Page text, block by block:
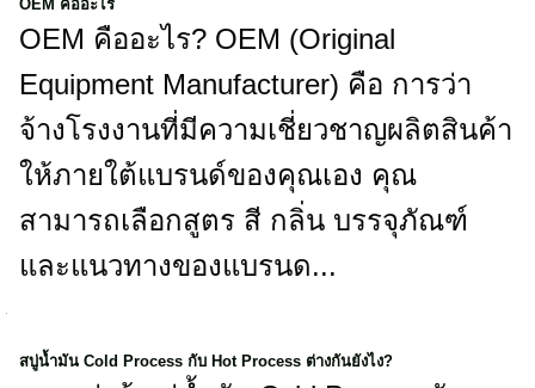
OEM คืออะไร
OEM คืออะไร? OEM (Original
Equipment Manufacturer) คือ การว่า
จ้างโรงงานที่มีความเชี่ยวชาญผลิตสินค้า
ให้ภายใต้แบรนด์ของคุณเอง คุณ
สามารถเลือกสูตร สี กลิ่น บรรจุภัณฑ์
และแนวทางของแบรนด...
สบู่น้ำมัน Cold Process กับ Hot Process ต่างกันยังไง?